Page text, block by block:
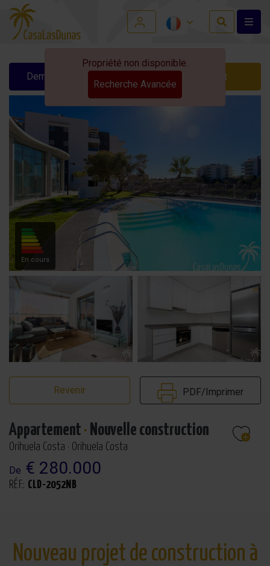
Demander des infos Contact
Propriété non disponible.
Recherche Avancée
En cours
Revenir PDF/Imprimer
Appartement · Nouvelle construction
Orihuela Costa · Orihuela Costa
De € 280.000
RÉF.: CLD-2052NB
Nouveau projet de construction à